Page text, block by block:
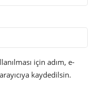
için adım, e-
kaydedilsin.